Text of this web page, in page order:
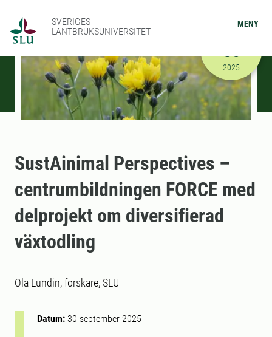
SVERIGES
LANTBRUKSUNIVERSITET
MENY
2025-09-
30
2025
SustAinimal Perspectives –
centrumbildningen FORCE med
delprojekt om diversifierad
växtodling
Ola Lundin, forskare, SLU
Datum: 30 september 2025